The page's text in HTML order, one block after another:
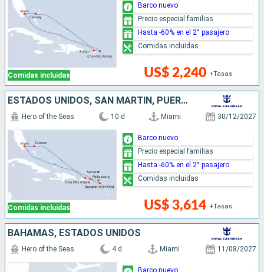
Comidas incluidas US$ 2,240 +Tasas
Barco nuevo
Precio especial familias
Hasta -60% en el 2° pasajero
Comidas incluidas
ESTADOS UNIDOS, SAN MARTÍN, PUERTO RICO, BAHAMAS
Comidas incluidas
Hero of the Seas 10 d Miami 30/12/2027
US$ 3,614 +Tasas
Barco nuevo
Precio especial familias
Hasta -60% en el 2° pasajero
Comidas incluidas
BAHAMAS, ESTADOS UNIDOS
Hero of the Seas 4 d Miami 11/08/2027
Barco nuevo